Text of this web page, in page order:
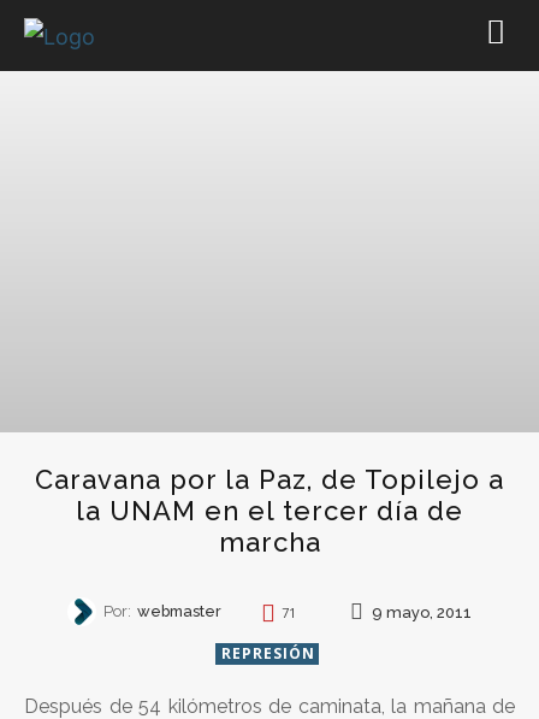
Caravana por la Paz, de Topilejo a
la UNAM en el tercer día de
marcha
Por: webmaster 71 9 mayo, 2011
REPRESIÓN
Después de 54 kilómetros de caminata, la mañana de